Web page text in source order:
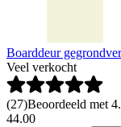
Boarddeur
Veel verkocht
(27)Beoordeeld met
44.00